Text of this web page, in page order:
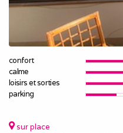
confort
calme
loisirs et sorties
parking
sur place